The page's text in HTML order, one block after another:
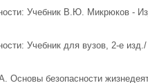
Учебник В.Ю. Микрюков -
Учебник для вузов, 2-е
безопасности